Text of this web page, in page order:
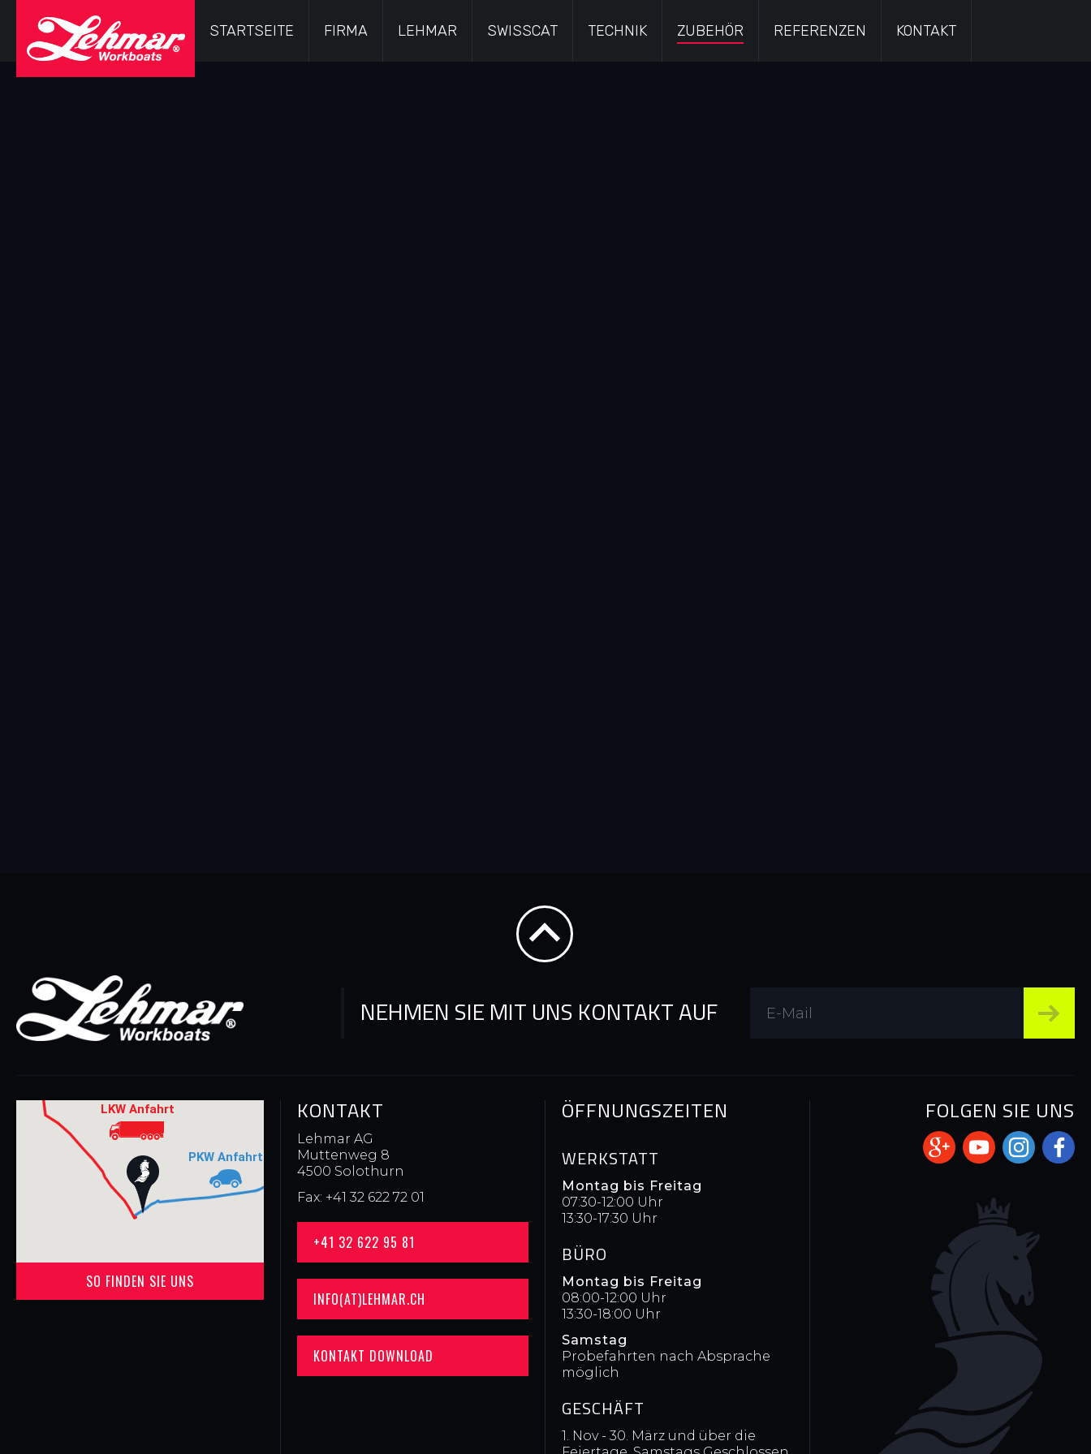
STARTSEITE FIRMA LEHMAR SWISSCAT TECHNIK ZUBEHÖR REFERENZEN KONTAKT
NEHMEN SIE MIT UNS KONTAKT AUF
SO FINDEN SIE UNS
KONTAKT
Lehmar AG
Muttenweg 8
4500 Solothurn
Fax: +41 32 622 72 01
+41 32 622 95 81
INFO(AT)LEHMAR.CH
KONTAKT DOWNLOAD
ÖFFNUNGSZEITEN
WERKSTATT
Montag bis Freitag
07:30-12:00 Uhr
13:30-17:30 Uhr
BÜRO
Montag bis Freitag
08:00-12:00 Uhr
13:30-18:00 Uhr
Samstag
Probefahrten nach Absprache
möglich
GESCHÄFT
1. Nov - 30. März und über die
FOLGEN SIE UNS